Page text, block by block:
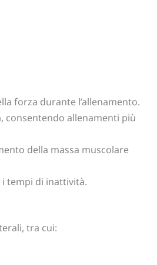
forza durante l’allenamento.
consentendo allenamenti più
della massa muscolare
tempi di inattività.
tra cui: